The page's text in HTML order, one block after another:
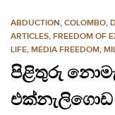
ABDUCTION, COLOMBO,
ARTICLES, FREEDOM OF
LIFE, MEDIA FREEDOM,
පිළිතුරු
එක්නැලිගොඩ